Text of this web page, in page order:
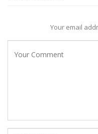
Your email